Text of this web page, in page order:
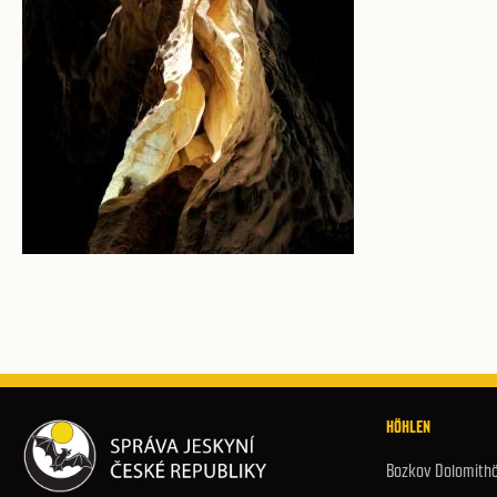
HÖHLEN
Bozkov